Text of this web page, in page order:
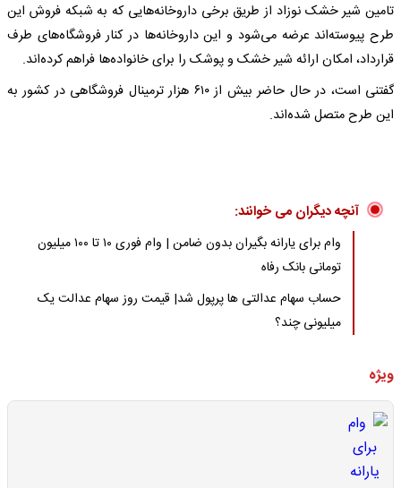
تامین شیر خشک نوزاد از طریق برخی داروخانه‌هایی که به شبکه فروش این
طرح پیوسته‌اند عرضه می‌شود و این داروخانه‌ها در کنار فروشگاه‌های طرف
قرارداد، امکان ارائه شیر خشک و پوشک را برای خانواده‌ها فراهم کرده‌اند.
گفتنی است، در حال حاضر بیش از ۶۱۰ هزار ترمینال فروشگاهی در کشور به
این طرح متصل شده‌اند.
آنچه دیگران می خوانند:
وام برای یارانه بگیران بدون ضامن | وام فوری ۱۰ تا ۱۰۰ میلیون
تومانی بانک رفاه
حساب سهام عدالتی ها پرپول شد| قیمت روز سهام عدالت یک
میلیونی چند؟
ویژه